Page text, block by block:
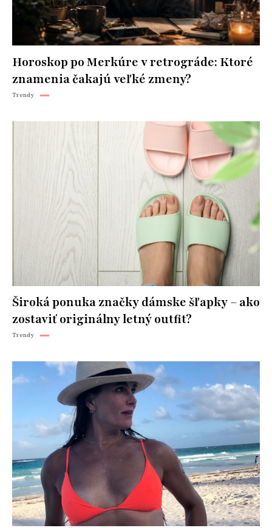
Horoskop po Merkúre v retrográde: Ktoré
znamenia čakajú veľké zmeny?
Trendy
Široká ponuka značky dámske šľapky – ako
zostaviť originálny letný outfit?
Trendy